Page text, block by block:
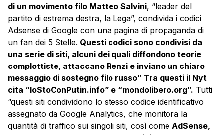
di un movimento filo Matteo Salvini, “leader del
partito di estrema destra, la Lega”, condivida i codici
Adsense di Google con una pagina di propaganda di
un fan dei 5 Stelle. Questi codici sono condivisi da
una serie di siti, alcuni dei quali diffondono teorie
complottiste, attaccano Renzi e inviano un chiaro
messaggio di sostegno filo russo” Tra questi il Nyt
cita “IoStoConPutin.info” e “mondolibero.org”. Tutti
“questi siti condividono lo stesso codice identificativo
assegnato da Google Analytics, che monitora la
quantità di traffico sui singoli siti, così come AdSense,